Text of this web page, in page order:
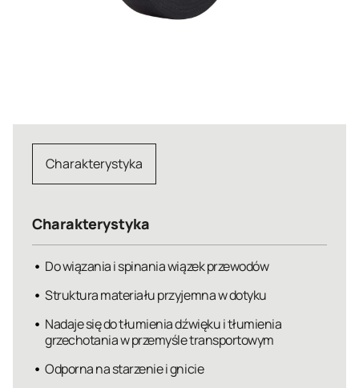
Charakterystyka
Charakterystyka
Do wiązania i spinania wiązek przewodów
Struktura materiału przyjemna w dotyku
Nadaje się do tłumienia dźwięku i tłumienia
grzechotania w przemyśle transportowym
Odporna na starzenie i gnicie